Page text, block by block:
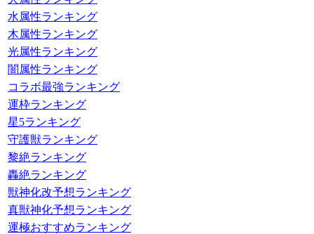
水属性ランキング
木属性ランキング
光属性ランキング
闇属性ランキング
コラボ最強ランキング
運枠ランキング
星5ランキング
守護獣ランキング
黎絶ランキング
轟絶ランキング
獣神化改予想ランキング
真獣神化予想ランキング
運極おすすめランキング